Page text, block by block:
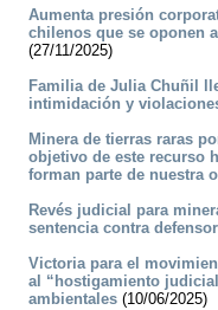
Aumenta presión
chilenos que se oponen
(27/11/2025)
Familia de Julia Chuñil
intimidación y
Minera de tierras raras
objetivo de este recurso
forman parte de nuestra
Revés judicial para
sentencia contra
Victoria para el
al “hostigamiento
ambientales (10/06/2025)